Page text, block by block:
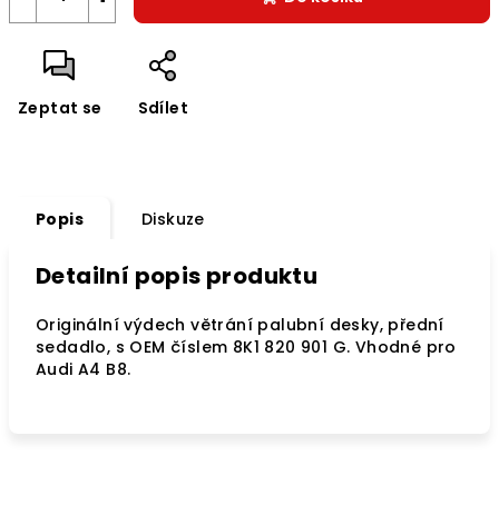
Zeptat se Sdílet
Popis Diskuze
Detailní popis produktu
Originální výdech větrání palubní desky, přední
sedadlo, s OEM číslem 8K1 820 901 G. Vhodné pro
Audi A4 B8.